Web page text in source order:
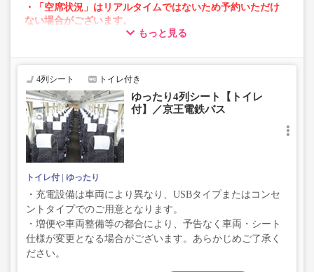
・「空席状況」はリアルタイムではないため予約いただけ
ない場合がございます。
・車両は予告なく変更となる場合がございます。これに伴
で、あらかじめご了承ください。
もっと見る
4列シート トイレ付き
ゆったり4列シート【トイレ
付】／京王電鉄バス
トイレ付 ゆったり
・充電設備は車両により異なり、USBタイプまたはコンセ
ントタイプでのご用意となります。
・増便や車両整備等の都合により、予告なく車両・シート
仕様が変更となる場合がございます。あらかじめご了承く
ださい。